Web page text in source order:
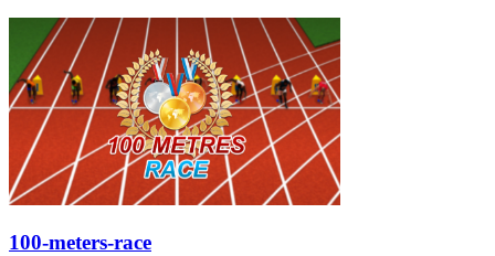
100-meters-race